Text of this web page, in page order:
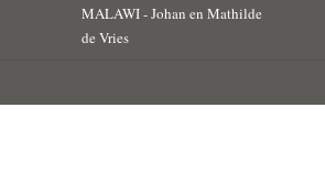
MALAWI - Johan en Mathilde
de Vries